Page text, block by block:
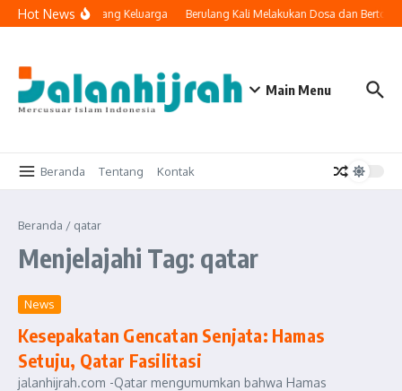
Lewati ke konten
Hot News
Masuk ke Ruang Keluarga Berulang Kali Melakukan Dosa dan
Main Menu
Beranda Tentang Kontak
Beranda / qatar
Menjelajahi Tag: qatar
News
Kesepakatan Gencatan Senjata: Hamas
Setuju, Qatar Fasilitasi
jalanhijrah.com -Qatar mengumumkan bahwa Hamas